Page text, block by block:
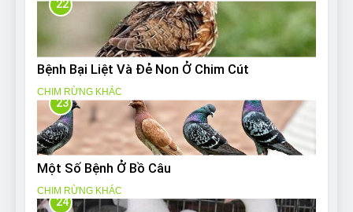
22
Bệnh Bại Liệt Và Đẻ Non Ở Chim Cút
CHIM RỪNG KHÁC
23
Một Số Bệnh Ở Bồ Câu
CHIM RỪNG KHÁC
24